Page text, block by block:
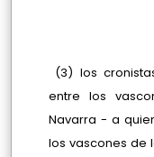
(3) los
entre los
Navarra - a
los vascones de